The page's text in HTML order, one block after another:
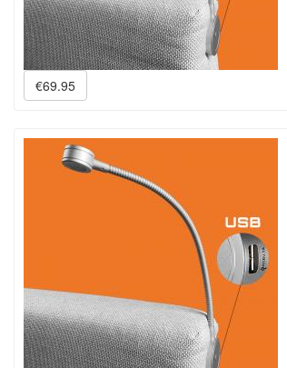
€69.95